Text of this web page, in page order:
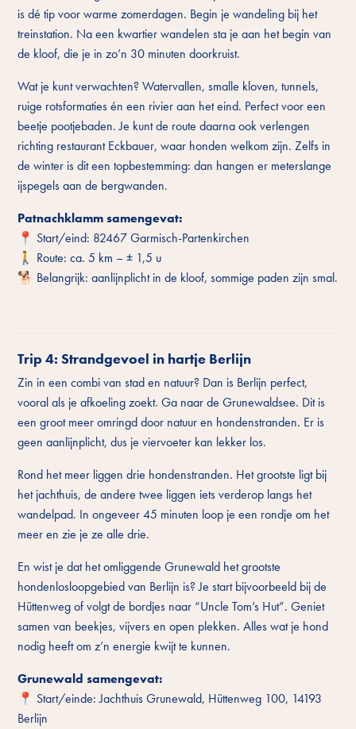
is dé tip voor warme zomerdagen. Begin je wandeling bij het
treinstation. Na een kwartier wandelen sta je aan het begin van
de kloof, die je in zo’n 30 minuten doorkruist.
Wat je kunt verwachten? Watervallen, smalle kloven, tunnels,
ruige rotsformaties én een rivier aan het eind. Perfect voor een
beetje pootjebaden. Je kunt de route daarna ook verlengen
richting restaurant Eckbauer, waar honden welkom zijn. Zelfs in
de winter is dit een topbestemming: dan hangen er meterslange
ijspegels aan de bergwanden.
Patnachklamm samengevat:
📍 Start/eind: 82467 Garmisch-Partenkirchen
🚶 Route: ca. 5 km – ± 1,5 u
🐕 Belangrijk: aanlijnplicht in de kloof, sommige paden zijn smal.
Trip 4: Strandgevoel in hartje Berlijn
Zin in een combi van stad en natuur? Dan is Berlijn perfect,
vooral als je afkoeling zoekt. Ga naar de Grunewaldsee. Dit is
een groot meer omringd door natuur en hondenstranden. Er is
geen aanlijnplicht, dus je viervoeter kan lekker los.
Rond het meer liggen drie hondenstranden. Het grootste ligt bij
het jachthuis, de andere twee liggen iets verderop langs het
wandelpad. In ongeveer 45 minuten loop je een rondje om het
meer en zie je ze alle drie.
En wist je dat het omliggende Grunewald het grootste
hondenlosloopgebied van Berlijn is? Je start bijvoorbeeld bij de
Hüttenweg of volgt de bordjes naar “Uncle Tom’s Hut”. Geniet
samen van beekjes, vijvers en open plekken. Alles wat je hond
nodig heeft om z’n energie kwijt te kunnen.
Grunewald samengevat:
📍 Start/einde: Jachthuis Grunewald, Hüttenweg 100, 14193
Berlijn